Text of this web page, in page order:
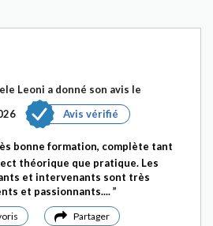
Leoni a donné son avis le
Avis vérifié
bonne formation, complète tant
théorique que pratique. Les
et intervenants sont très
et passionnants....
Partager